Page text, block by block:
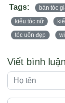
Tags: bán tóc
kiểu tóc nữ
tóc uốn đẹp
Viết bình